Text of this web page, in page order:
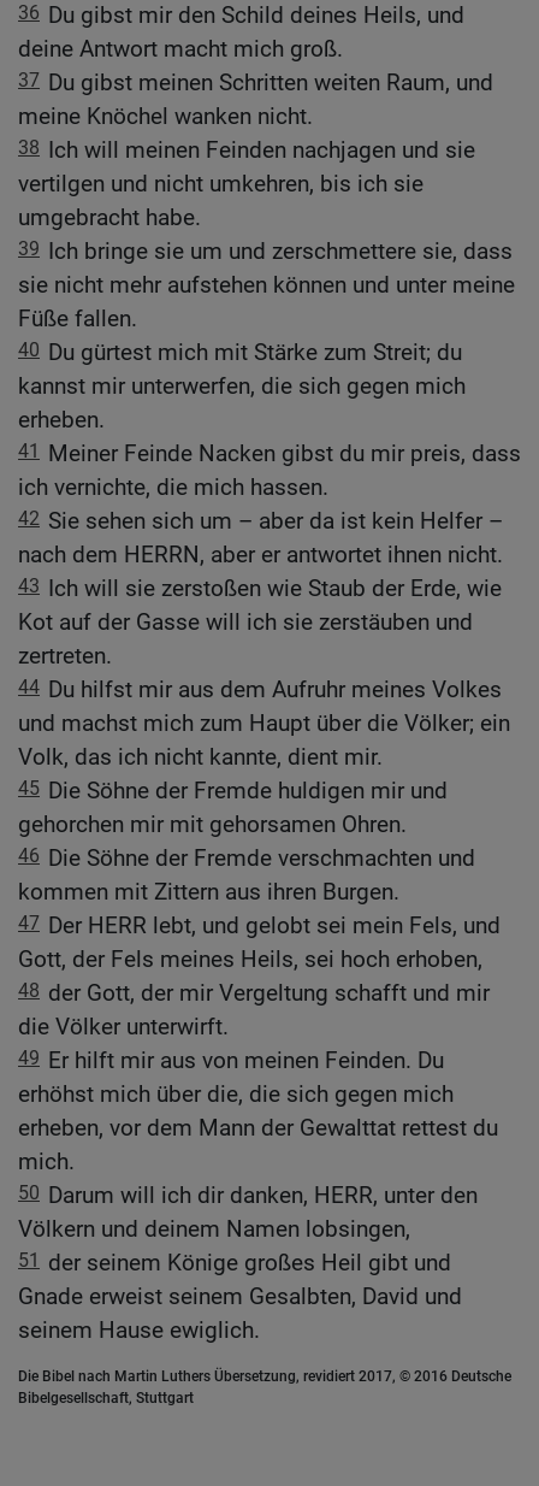
36 Du gibst mir den Schild deines Heils, und
deine Antwort macht mich groß.
37 Du gibst meinen Schritten weiten Raum, und
meine Knöchel wanken nicht.
38 Ich will meinen Feinden nachjagen und sie
vertilgen und nicht umkehren, bis ich sie
umgebracht habe.
39 Ich bringe sie um und zerschmettere sie, dass
sie nicht mehr aufstehen können und unter meine
Füße fallen.
40 Du gürtest mich mit Stärke zum Streit; du
kannst mir unterwerfen, die sich gegen mich
erheben.
41
Meiner Feinde Nacken gibst du mir preis, dass
ich vernichte, die mich hassen.
42 Sie sehen sich um – aber da ist kein Helfer –
nach dem HERRN, aber er antwortet ihnen nicht.
43 Ich will sie zerstoßen wie Staub der Erde, wie
Kot auf der Gasse will ich sie zerstäuben und
zertreten.
44 Du hilfst mir aus dem Aufruhr meines Volkes
und machst mich zum Haupt über die Völker; ein
Volk, das ich nicht kannte, dient mir.
45 Die Söhne der Fremde huldigen mir und
gehorchen mir mit gehorsamen Ohren.
46 Die Söhne der Fremde verschmachten und
kommen mit Zittern aus ihren Burgen.
47 Der HERR lebt, und gelobt sei mein Fels, und
Gott, der Fels meines Heils, sei hoch erhoben,
48 der Gott, der mir Vergeltung schafft und mir
die Völker unterwirft.
49 Er hilft mir aus von meinen Feinden. Du
erhöhst mich über die, die sich gegen mich
erheben, vor dem Mann der Gewalttat rettest du
mich.
50 Darum will ich dir danken, HERR, unter den
Völkern und deinem Namen lobsingen,
51
der seinem Könige großes Heil gibt und
Gnade erweist seinem Gesalbten, David und
seinem Hause ewiglich.
Die Bibel nach Martin Luthers Übersetzung, revidiert 2017, © 2016 Deutsche
Bibelgesellschaft, Stuttgart